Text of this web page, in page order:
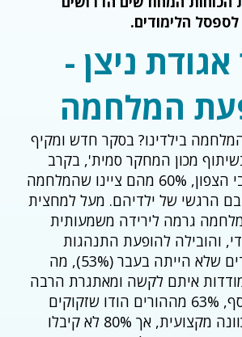
הלימודים.
ניצן -
המלחמה
בילדינו? בסקר חדש ומקיף
מכון המחקר סמית', בקרב
400 הורים תושבי הצפון, 60% מהם ציינו שהמלחמה
הרגשי של ילדיהם. מעל למחצית
שהמלחמה גרמה לירידה משמעותית
והובילה להופעת התנהגות
חריגה אצל הילדים שלא הייתה בעבר (53%), מה
איתם לקשה ומאתגרת הרבה
יותר (54%). בנוסף, 63% מההורים הודו שזקוקים
לסיוע רגשי ולהכוונה מקצועית, אך 80% לא קיבלו